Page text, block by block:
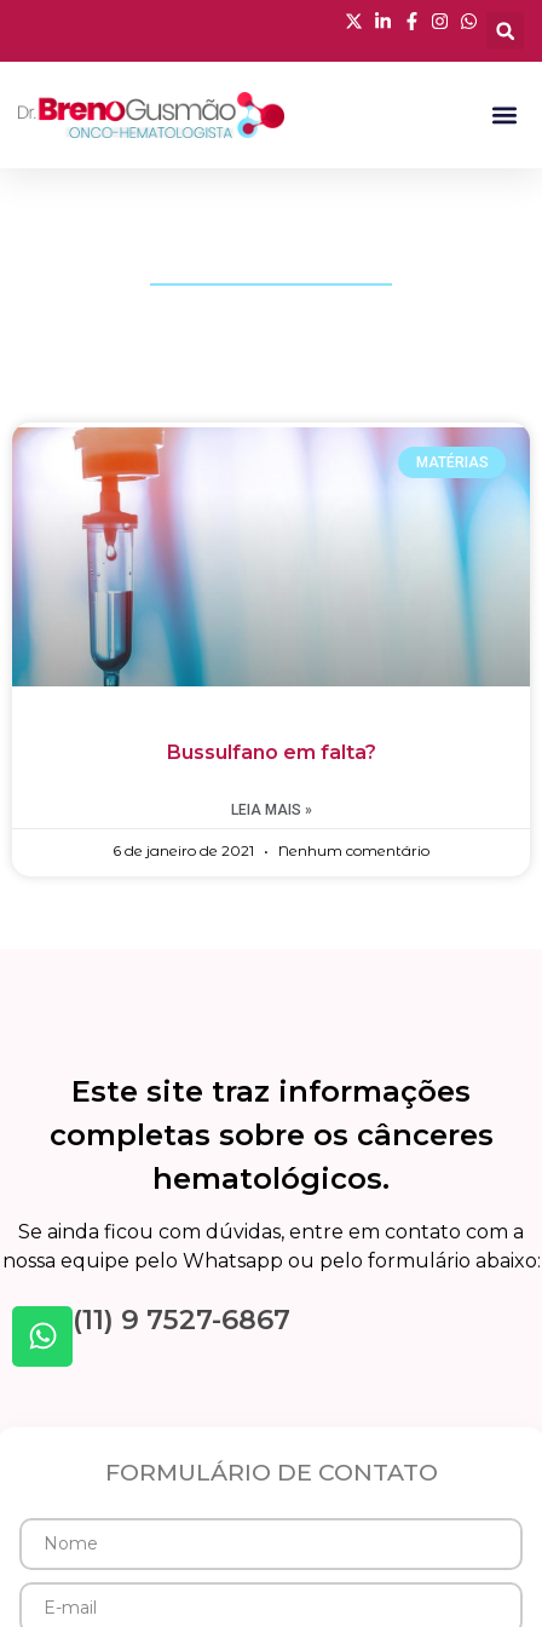
MATÉRIAS
Bussulfano em falta?
LEIA MAIS »
6 de janeiro de 2021 Nenhum comentário
Este site traz informações
completas sobre os cânceres
hematológicos.
Se ainda ficou com dúvidas, entre em contato com a
nossa equipe pelo Whatsapp ou pelo formulário abaixo:
(11) 9 7527-6867
FORMULÁRIO DE CONTATO
Nome